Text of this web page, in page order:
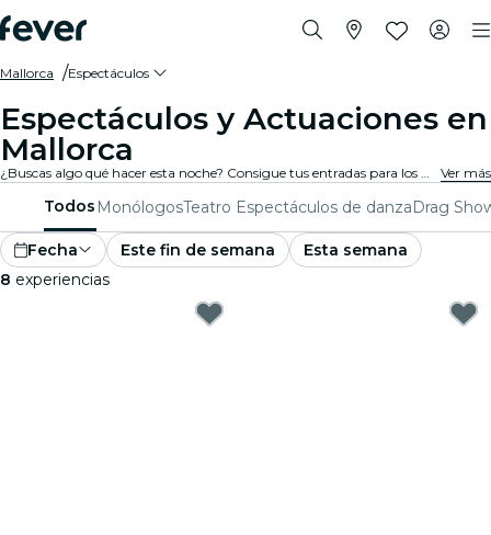
Mallorca Espectáculos
Espectáculos y Actuaciones en
Mallorca
¿Buscas algo qué hacer esta noche? Consigue tus entradas para los mejores espectáculos en directo en Mallorca: teatro, shows de comedia, monólogos, magia, y mucho más. Ver más
Todos MonólogosTeatro Espectáculos de danzaDrag
Fecha Este fin de semana
Esta semana
8 experiencias